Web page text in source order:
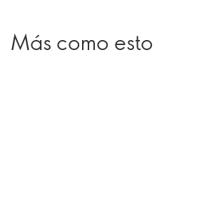
Más como esto